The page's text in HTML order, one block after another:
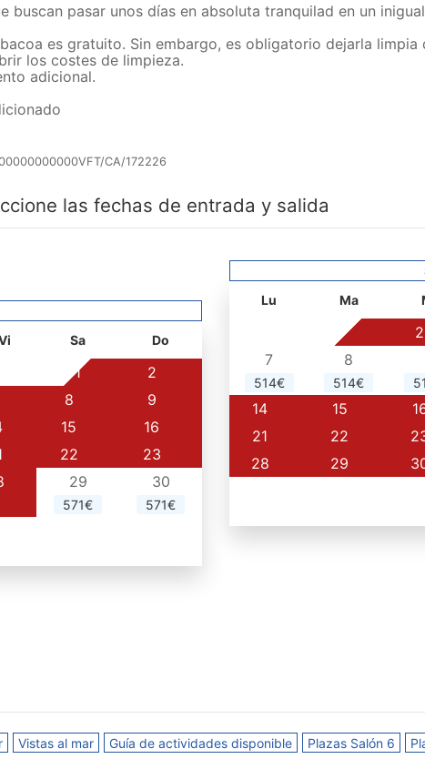
buscan pasar unos días en absoluta tranquilad en un
es gratuito. Sin embargo, es obligatorio dejarla limpia
los costes de limpieza.
adicional.
CA/172226
las fechas de entrada y salida
Sa Do
1
2
8
9
15
16
22
23
29
571€
30
571€
Lu
Ma
2
7
514€
8
514€
14 15
21
22
28
29
Vistas al mar Guía de actividades disponible Plazas Salón 6